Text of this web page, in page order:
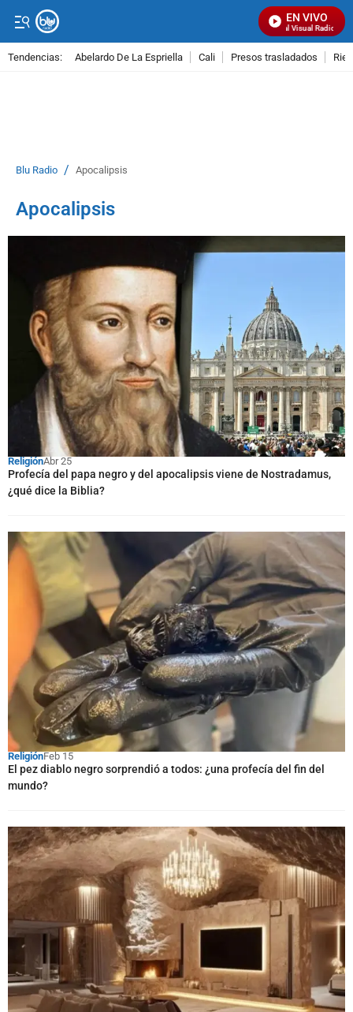
EN VIVO
Señal Visual Radio
Tendencias: Abelardo De La Espriella Cali Presos trasladados
Blu Radio / Apocalipsis
Apocalipsis
ReligiónAbr 25
Profecía del papa negro y del apocalipsis viene de Nostradamus,
¿qué dice la Biblia?
ReligiónFeb 15
El pez diablo negro sorprendió a todos: ¿una profecía del fin del
mundo?